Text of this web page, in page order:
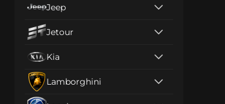
Jeep
Jetour
Kia
Lamborghini